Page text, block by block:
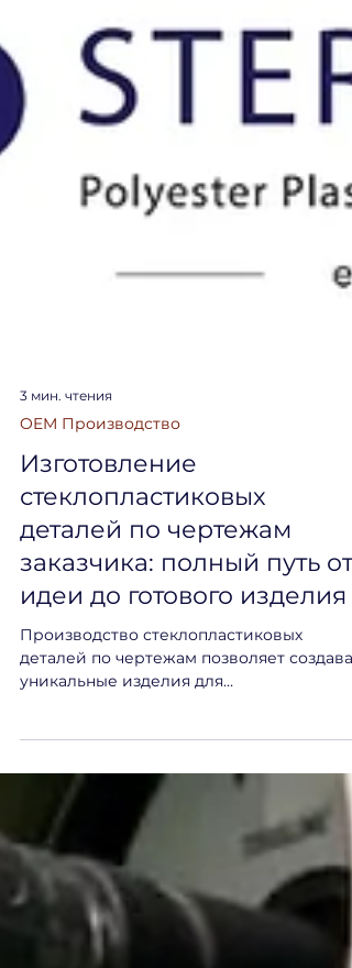
3 мин. чтения
OEM Производство
Изготовление
стеклопластиковых
деталей по чертежам
заказчика: полный путь от
идеи до готового изделия
Производство стеклопластиковых
промышленности, инфраструктуры и